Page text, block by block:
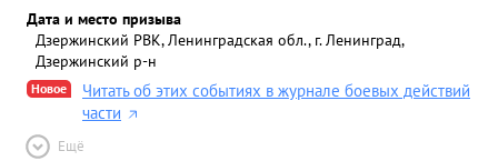
Дата и место призыва
Дзержинский РВК, Ленинградская обл., г. Ленинград,
Дзержинский р-н
Новое
Читать об этих событиях в журнале боевых действий
части
Ещё